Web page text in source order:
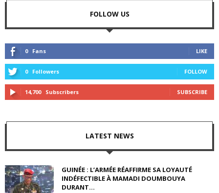
FOLLOW US
0 Fans LIKE
0 Followers FOLLOW
14,700 Subscribers SUBSCRIBE
LATEST NEWS
GUINÉE : L’ARMÉE RÉAFFIRME SA LOYAUTÉ
INDÉFECTIBLE À MAMADI DOUMBOUYA
DURANT...